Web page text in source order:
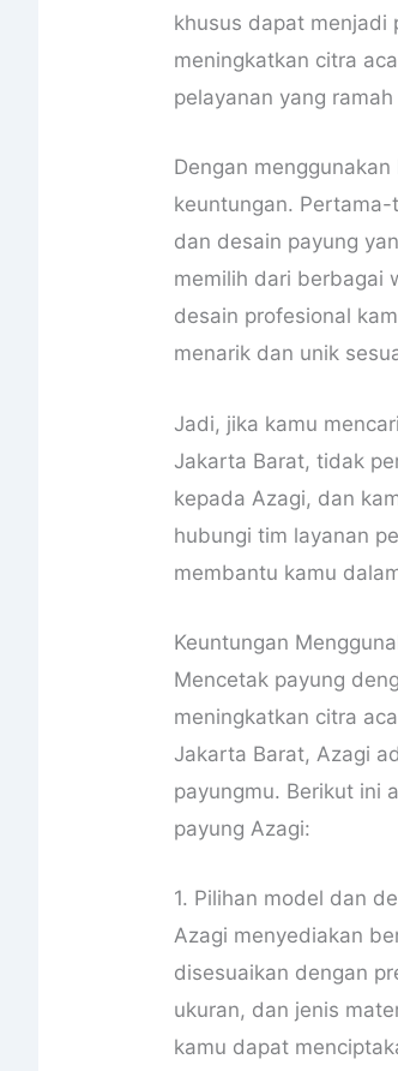
khusus dapat menjadi
meningkatkan citra
pelayanan yang
Dengan
keuntungan.
dan desain payung
memilih dari berbagai
desain profesional
menarik dan unik
Jadi, jika kamu
Jakarta Barat, tidak
kepada Azagi, dan
hubungi tim layanan
membantu kamu
Keuntungan
Mencetak payung
meningkatkan citra
Jakarta Barat, Azagi
payungmu. Berikut ini
payung Azagi:
1. Pilihan model dan
Azagi menyediakan
disesuaikan dengan
ukuran, dan jenis
kamu dapat